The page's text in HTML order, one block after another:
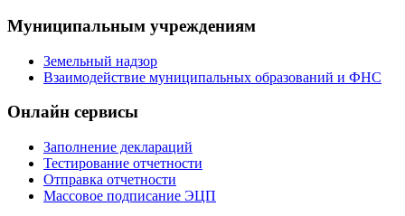
Муниципальным учреждениям
Земельный надзор
Взаимодействие муниципальных образований и ФНС
Онлайн сервисы
Заполнение деклараций
Тестирование отчетности
Отправка отчетности
Массовое подписание ЭЦП